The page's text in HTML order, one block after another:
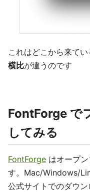
これはどこから来て
横比が違うのです
FontForge で
してみる
FontForge はオープ
す。Mac/Windows/
公式サイトでのダウ